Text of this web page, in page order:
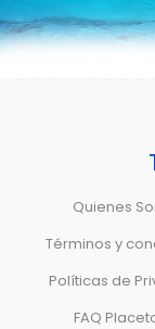
Quienes
Términos y
Políticas de
FAQ